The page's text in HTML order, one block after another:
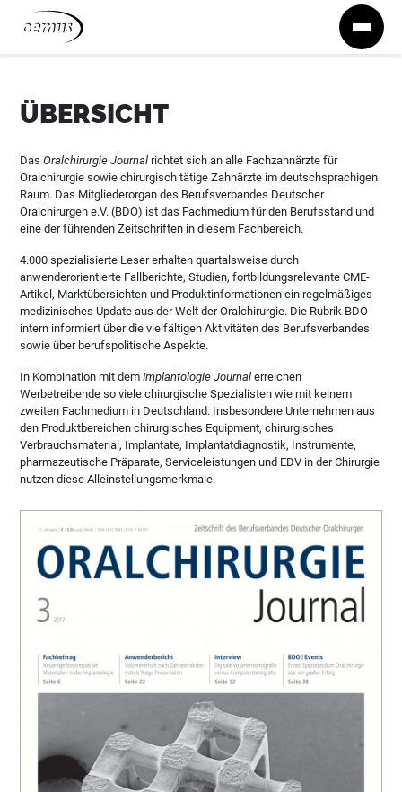
Zum Inhalt springen
ÜBERSICHT
DasOralchirurgie Journal richtet sich an alle Fachzahnärzte für
Oralchirurgie sowie chirurgisch tätige Zahnärzte im deutschsprachigen
Raum. Das Mitgliederorgan des Berufsverbandes Deutscher
Oralchirurgen e.V. (BDO) ist das Fachmedium für den Berufsstand und
eine der führenden Zeitschriften in diesem Fachbereich.
4.000 spezialisierte Leser erhalten quartalsweise durch
anwenderorientierte Fallberichte, Studien, fortbildungsrelevante CME-
Artikel, Marktübersichten und Produktinformationen ein regelmäßiges
medizinisches Update aus der Welt der Oralchirurgie. Die Rubrik BDO
intern informiert über die vielfältigen Aktivitäten des Berufsverbandes
sowie über berufspolitische Aspekte.
In Kombination mit demImplantologie Journal erreichen
Werbetreibende so viele chirurgische Spezialisten wie mit keinem
zweiten Fachmedium in Deutschland. Insbesondere Unternehmen aus
den Produktbereichen chirurgisches Equipment, chirurgisches
Verbrauchsmaterial, Implantate, Implantatdiagnostik, Instrumente,
pharmazeutische Präparate, Serviceleistungen und EDV in der Chirurgie
nutzen diese Alleinstellungsmerkmale.